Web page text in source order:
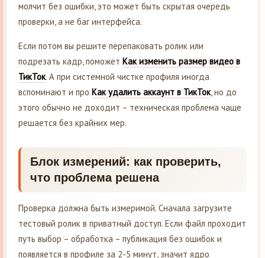
молчит без ошибки, это может быть скрытая очередь
проверки, а не баг интерфейса.
Если потом вы решите перепаковать ролик или
подрезать кадр, поможет Как изменить размер видео в
ТикТок. А при системной чистке профиля иногда
вспоминают и про Как удалить аккаунт в ТикТок, но до
этого обычно не доходит – техническая проблема чаще
решается без крайних мер.
Блок измерений: как проверить,
что проблема решена
Проверка должна быть измеримой. Сначала загрузите
тестовый ролик в приватный доступ. Если файл проходит
путь выбор – обработка – публикация без ошибок и
появляется в профиле за 2-5 минут, значит ядро